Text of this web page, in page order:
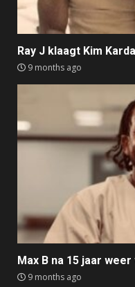
Ray J klaagt Kim
9 months ago
Max B na 15 jaar
9 months ago